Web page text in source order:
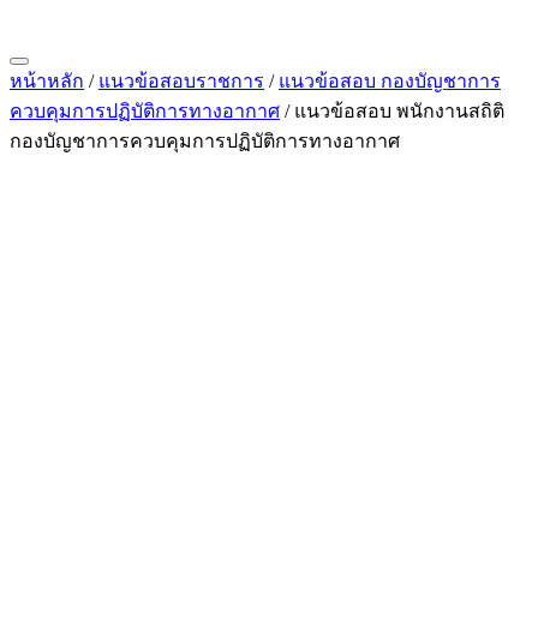
หน้าหลัก / แนวข้อสอบราชการ / แนวข้อสอบ กองบัญชาการ
ควบคุมการปฏิบัติการทางอากาศ / แนวข้อสอบ พนักงานสถิติ
กองบัญชาการควบคุมการปฏิบัติการทางอากาศ